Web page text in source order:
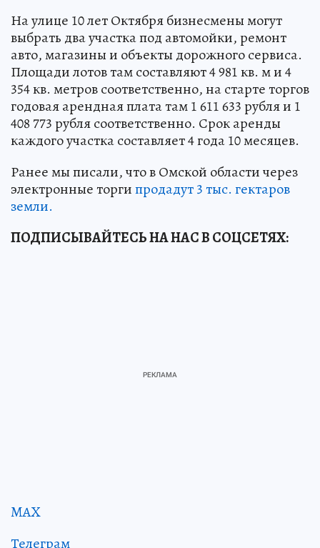
На улице 10 лет Октября бизнесмены могут
выбрать два участка под автомойки, ремонт
авто, магазины и объекты дорожного сервиса.
Площади лотов там составляют 4 981 кв. м и 4
354 кв. метров соответственно, на старте торгов
годовая арендная плата там 1 611 633 рубля и 1
408 773 рубля соответственно. Срок аренды
каждого участка составляет 4 года 10 месяцев.
Ранее мы писали, что в Омской области через
электронные торгипродадут 3 тыс. гектаров
земли.
ПОДПИСЫВАЙТЕСЬ НА НАС В СОЦСЕТЯХ:
MAX
Телеграм